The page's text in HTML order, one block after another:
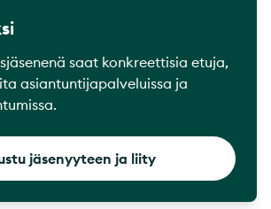
saat konkreettisia etuja,
asiantuntijapalveluissa ja
jäsenyyteen ja liity